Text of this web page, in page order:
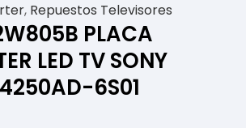
, Repuestos Televisores
PLACA
LED TV SONY
6S01